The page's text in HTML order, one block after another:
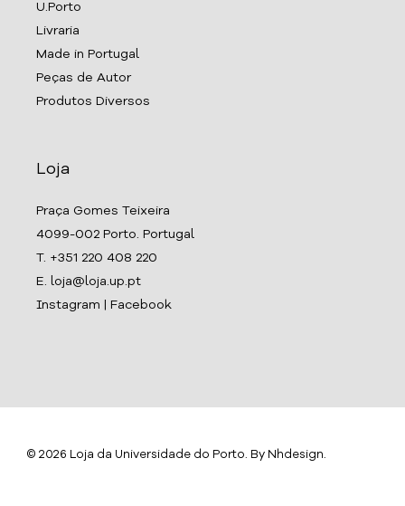
U.Porto
Livraria
Made in Portugal
Peças de Autor
Produtos Diversos
Loja
Praça Gomes Teixeira
4099-002 Porto. Portugal
T. +351 220 408 220
E. loja@loja.up.pt
Instagram
Facebook
© 2026 Loja da Universidade do Porto. By Nhdesign.